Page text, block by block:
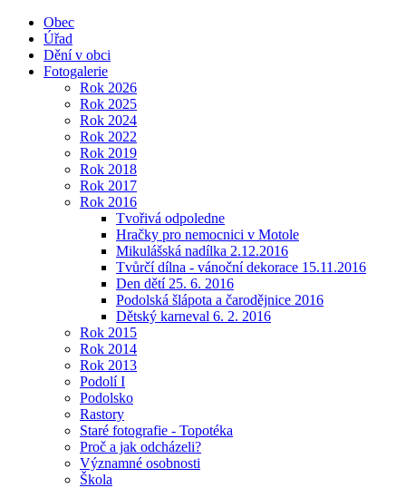
Obec
Úřad
Dění v obci
Fotogalerie
Rok 2026
Rok 2025
Rok 2024
Rok 2022
Rok 2019
Rok 2018
Rok 2017
Rok 2016
Tvořivá odpoledne
Hračky pro nemocnici v Motole
Mikulášská nadílka 2.12.2016
Tvůrčí dílna - vánoční dekorace 15.11.2016
Den dětí 25. 6. 2016
Podolská šlápota a čarodějnice 2016
Dětský karneval 6. 2. 2016
Rok 2015
Rok 2014
Rok 2013
Podolí I
Podolsko
Rastory
Staré fotografie - Topotéka
Proč a jak odcházeli?
Významné osobnosti
Škola